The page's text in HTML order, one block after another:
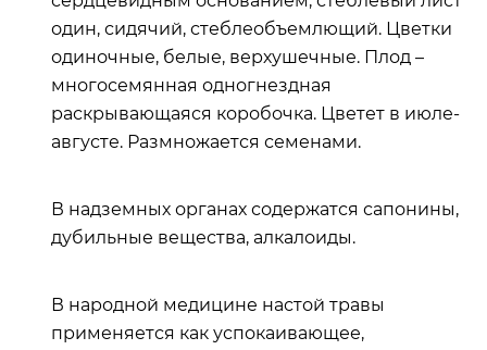
один, сидячий, стеблеобъемлющий. Цветки
одиночные, белые, верхушечные. Плод –
многосемянная одногнездная
раскрывающаяся коробочка. Цветет в июле-
августе. Размножается семенами.
В надземных органах содержатся сапонины,
дубильные вещества, алкалоиды.
В народной медицине настой травы
применяется как успокаивающее,